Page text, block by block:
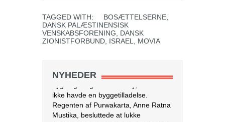
TAGGED WITH: BOSÆTTELSERNE
DANSK PALÆSTINENSISK
VENSKABSFORENING
DANSK
ZIONISTFORBUND ISRAEL MOVIA
NYHEDER
Israel tester dronelevering af blod og
andre kritiske medicinske forsyninger
I krigs- og katastrofetider